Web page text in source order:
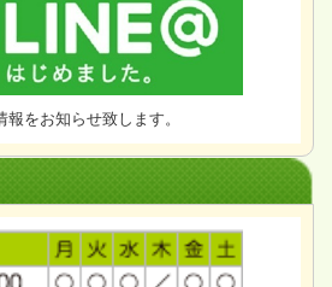
をお知らせ致します。